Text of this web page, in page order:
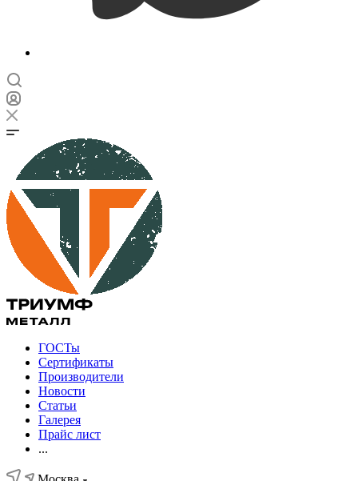
ГОСТы
Сертификаты
Производители
Новости
Статьи
Галерея
Прайс лист
...